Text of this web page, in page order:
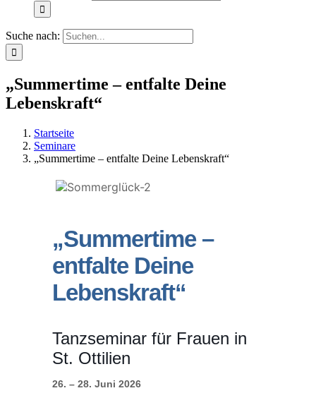
Suche nach:
„Summertime – entfalte Deine
Lebenskraft“
Startseite
Seminare
„Summertime – entfalte Deine Lebenskraft“
„Summertime –
entfalte Deine
Lebenskraft“
Tanzseminar für Frauen in
St. Ottilien
26. – 28. Juni 2026